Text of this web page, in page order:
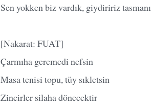
Sen yokken biz vardık, giydiririz tasmanı
[Nakarat: FUAT]
Çarmıha geremedi nefsin
Masa tenisi topu, tüy sıkletsin
Zincirler silaha dönecektir